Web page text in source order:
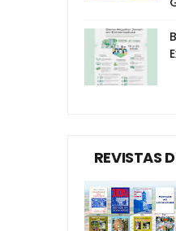
REVISTAS